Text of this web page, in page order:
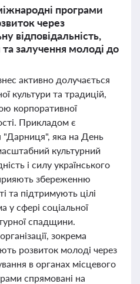
програми
через
відповідальність,
та залучення молоді до
активно долучається
культури та традицій,
корпоративної
Прикладом є
"Дарниця", яка на День
культурний
і силу українського
збереженню
та підтримують цілі
у сфері соціальної
спадщини.
зокрема
розвиток молоді через
в органах місцевого
спрямовані на